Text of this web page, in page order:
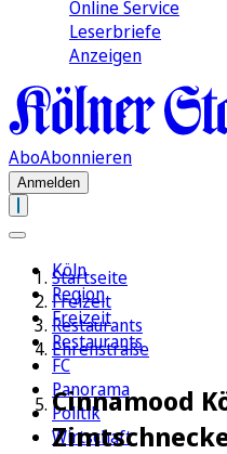
Online Service
Leserbriefe
Anzeigen
AboAbonnieren
Anmelden
Köln
Region
Freizeit
Restaurants
FC
Panorama
Politik
Wirtschaft
Startseite
Freizeit
Restaurants
Ehrenstraße
Cinnamood